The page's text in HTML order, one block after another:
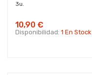
3u.
10,90 €
Disponibilidad: 1 En Stock